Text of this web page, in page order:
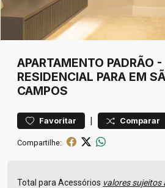
APARTAMENTO PADRÃO -
RESIDENCIAL PARA EM
CAMPOS
Favoritar | Comparar
Compartilhe:
Total para Acessórios valores sujeitos